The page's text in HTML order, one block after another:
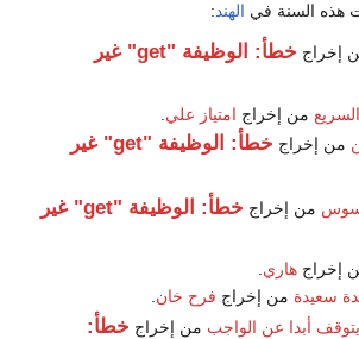
هذه السنة في الهند:
إخراج
خطأ: الوظيفة "get" غير
من إخراج امتياز علي
من إخراج
خطأ: الوظيفة "get" غير
من إخراج
خطأ: الوظيفة "get" غير
إخراجهاري
سعيدة من إخراج فرح خان.
أبدا عن الواجب من إخراج خطأ: